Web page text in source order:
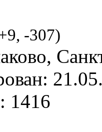
, -307)
1416